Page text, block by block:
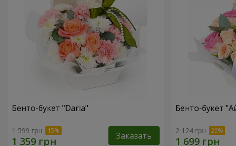
Бенто-букет "Daria"
1 599 грн Заказать
Бенто-букет
2 124 грн